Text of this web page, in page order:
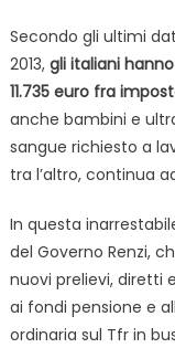
Secondo gli ultimi
2013, gli italiani
11.735 euro fra
anche bambini e
sangue richiesto a
tra l’altro, continua
In questa
del Governo Renzi,
nuovi prelievi, diretti
ai fondi pensione e
ordinaria sul Tfr in